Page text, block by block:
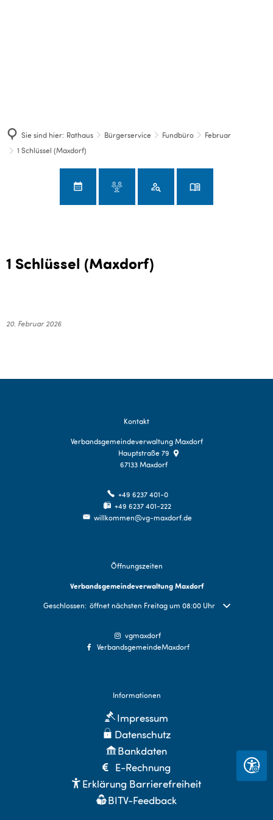
Sie sind hier: Rathaus Bürgerservice Fundbüro
Februar
1 Schlüssel (Maxdorf)
1 Schlüssel (Maxdorf)
20. Februar 2026
Kontakt
Verbandsgemeindeverwaltung Maxdorf
Hauptstraße 79
67133 Maxdorf
+49 6237 401-0
+49 6237 401-222
willkommen@vg-maxdorf.de
Öffnungszeiten
Verbandsgemeindeverwaltung Maxdorf
Klicken, um weitere Öffnungs- oder Schließzeiten auszublenden
Geschlossen: öffnet nächsten Freitag um 08:00 Uhr
vgmaxdorf
VerbandsgemeindeMaxdorf
Informationen
Impressum
Datenschutz
Bankdaten
E-Rechnung
Erklärung Barrierefreiheit
BITV-Feedback
Seite